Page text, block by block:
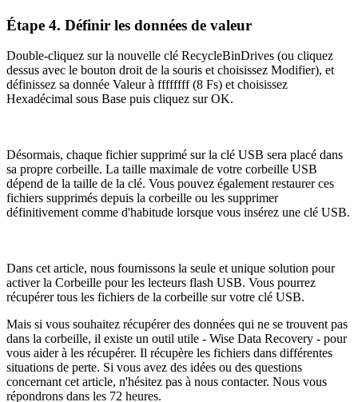
Étape 4. Définir les données de valeur
Double-cliquez sur la nouvelle clé RecycleBinDrives (ou cliquez
dessus avec le bouton droit de la souris et choisissez Modifier), et
définissez sa donnée Valeur à ffffffff (8 Fs) et choisissez
Hexadécimal sous Base puis cliquez sur OK.
Désormais, chaque fichier supprimé sur la clé USB sera placé dans
sa propre corbeille. La taille maximale de votre corbeille USB
dépend de la taille de la clé. Vous pouvez également restaurer ces
fichiers supprimés depuis la corbeille ou les supprimer
définitivement comme d'habitude lorsque vous insérez une clé USB.
Dans cet article, nous fournissons la seule et unique solution pour
activer la Corbeille pour les lecteurs flash USB. Vous pourrez
récupérer tous les fichiers de la corbeille sur votre clé USB.
Mais si vous souhaitez récupérer des données qui ne se trouvent pas
dans la corbeille, il existe un outil utile - Wise Data Recovery - pour
vous aider à les récupérer. Il récupère les fichiers dans différentes
situations de perte. Si vous avez des idées ou des questions
concernant cet article, n'hésitez pas à nous contacter. Nous vous
répondrons dans les 72 heures.